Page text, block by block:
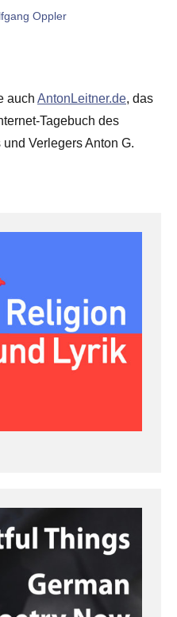
Oppler
auch AntonLeitner.de, das
Tagebuch des
Verlegers Anton G.